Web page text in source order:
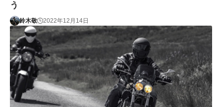
う
鈴木敬 2022年12月14日